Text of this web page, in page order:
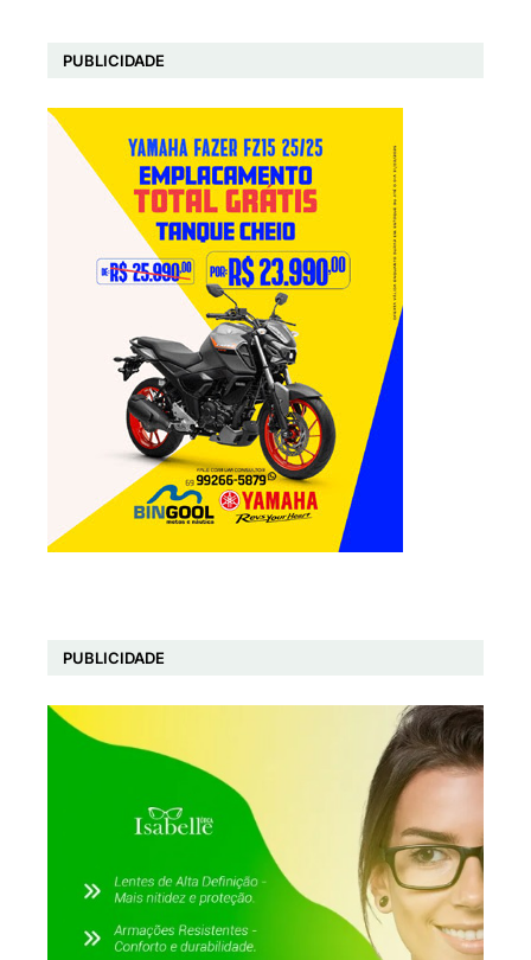
PUBLICIDADE
PUBLICIDADE